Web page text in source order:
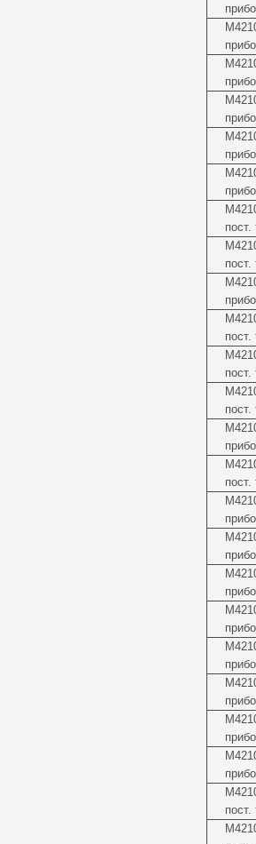
пост.
пост.
пост.
пост.
пост.
пост.
пост.